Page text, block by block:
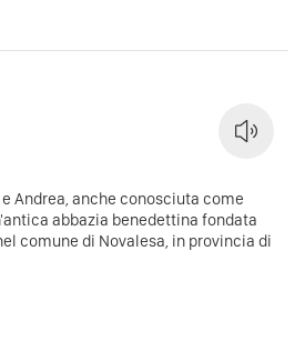
Andrea, anche conosciuta come
abbazia benedettina fondata
comune di Novalesa, in provincia di